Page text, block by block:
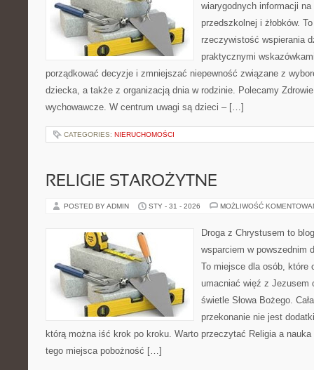
wiarygodnych informacji
przedszkolnej i żłobków.
rzeczywistość wspierania
praktycznymi
porządkować decyzje i zmniejszać niepewność związane z
dziecka, a także z organizacją dnia w rodzinie. Polecamy
wychowawcze. W centrum uwagi są dzieci – […]
CATEGORIES: NIERUCHOMOŚCI
RELIGIE STAROŻYTNE
POSTED BY ADMIN STY - 31 - 2026 MOŻLIWOŚĆ
Droga z Chrystusem to
wsparciem w powszednim
To miejsce dla osób, które
umacniać więź z Jezusem
świetle Słowa Bożego.
przekonanie nie jest
którą można iść krok po kroku. Warto przeczytać Religia a
tego miejsca pobożność […]